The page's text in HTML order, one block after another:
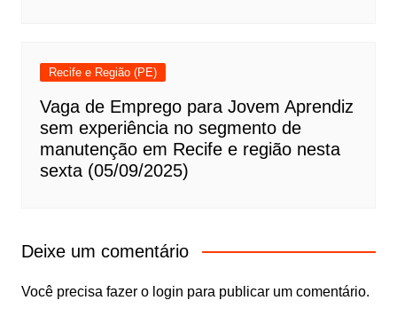
Recife e Região (PE)
Vaga de Emprego para Jovem Aprendiz
sem experiência no segmento de
manutenção em Recife e região nesta
sexta (05/09/2025)
Deixe um comentário
Você precisa fazer o login para publicar um comentário.